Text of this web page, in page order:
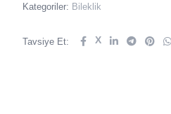
Kategoriler: Bileklik
Tavsiye Et: X